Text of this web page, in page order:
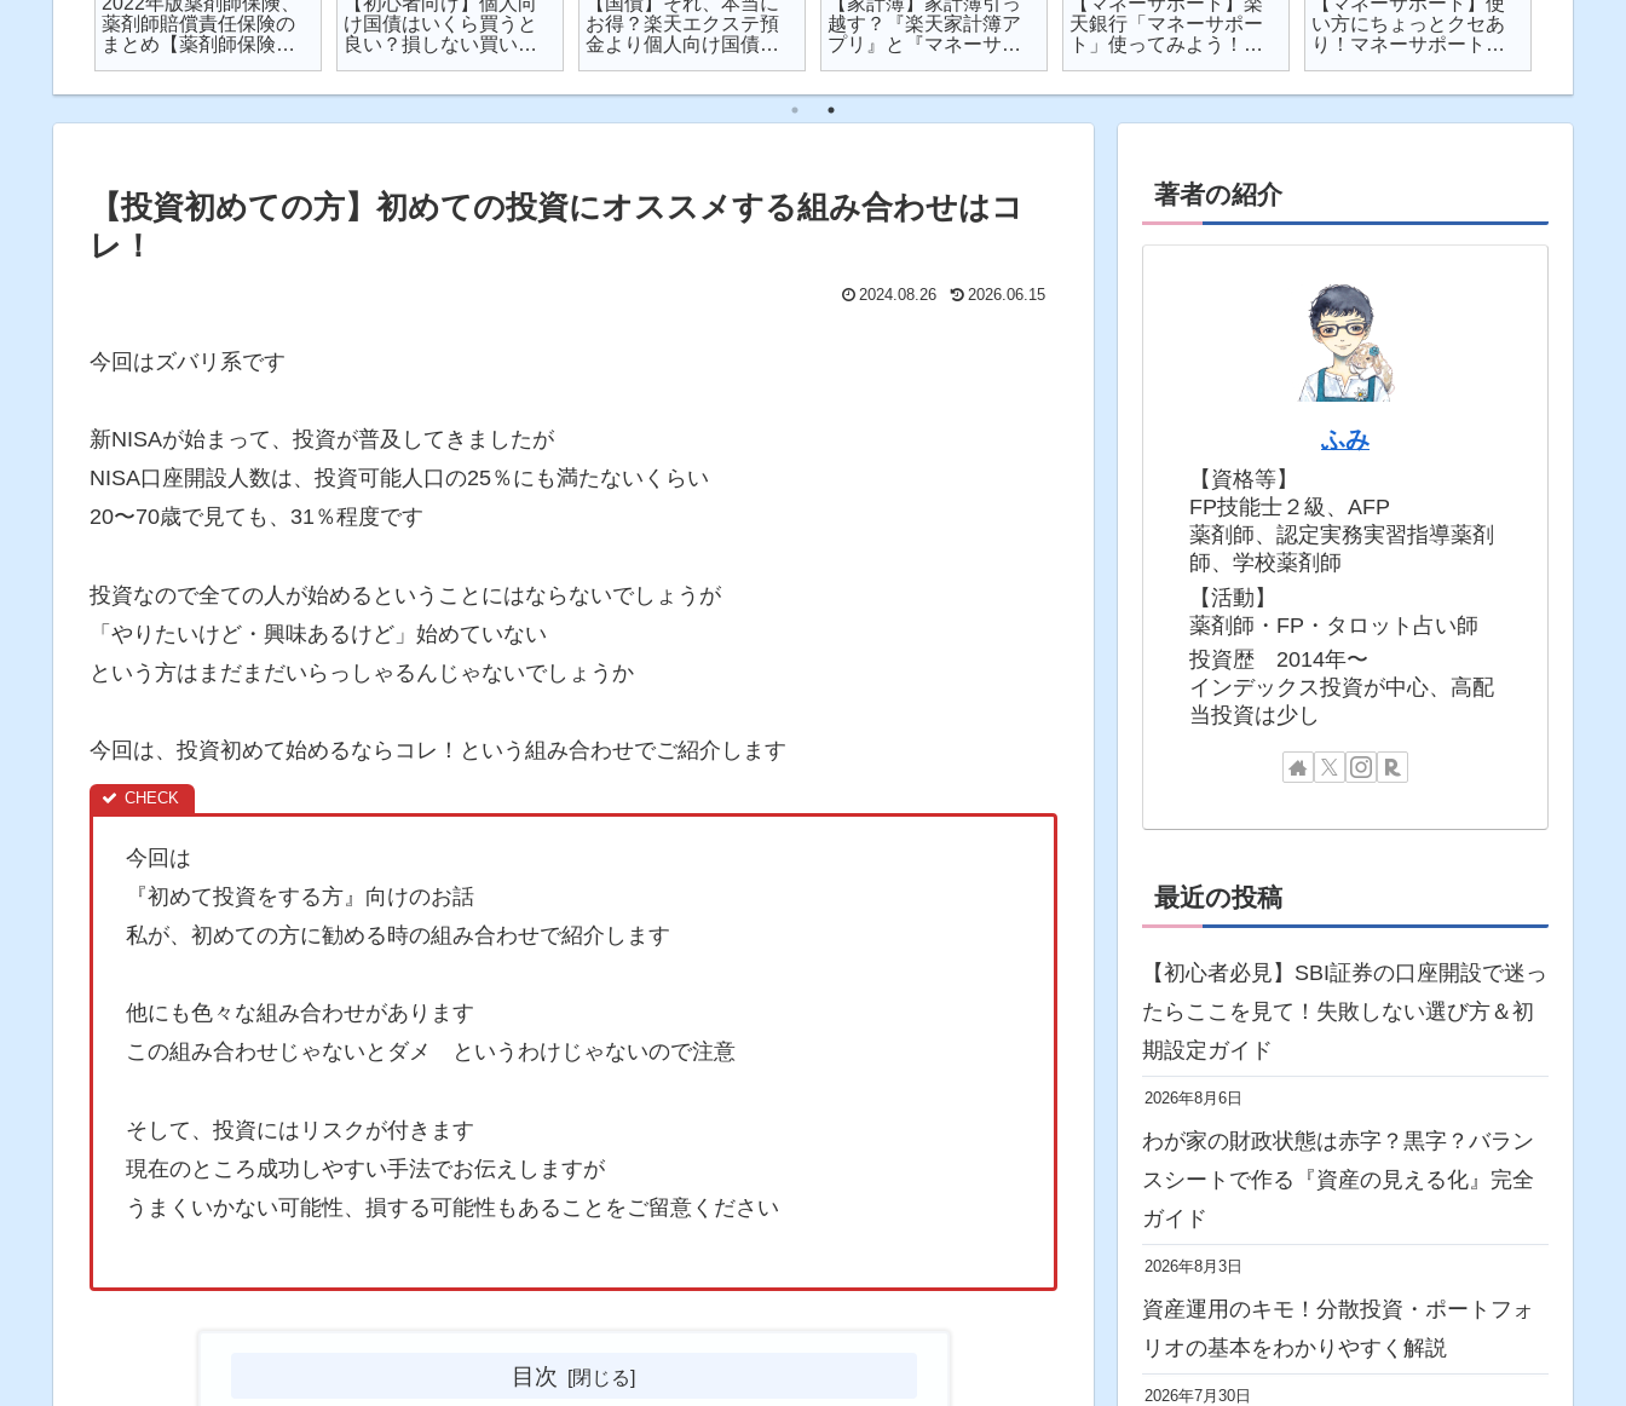
薬剤師賠償責任保険の
まとめ【薬剤師保険】
け国債はいくら買うと
良い？損しない買い方
お得？楽天エクステ預
金より個人向け国債を
越す？『楽天家計簿ア
プリ』と『マネーサポ
天銀行「マネーサポー
ト」使ってみよう！
い方にちょっとクセあ
り！マネーサポートの
【投資初めての方】初めての投資にオススメする組み合わせはコ
レ！
2024.08.26 2026.06.15
今回はズバリ系です
新NISAが始まって、投資が普及してきましたが
NISA口座開設人数は、投資可能人口の25％にも満たないくらい
20〜70歳で見ても、31％程度です
投資なので全ての人が始めるということにはならないでしょうが
「やりたいけど・興味あるけど」始めていない
という方はまだまだいらっしゃるんじゃないでしょうか
今回は、投資初めて始めるならコレ！という組み合わせでご紹介します
今回は
『初めて投資をする方』向けのお話
私が、初めての方に勧める時の組み合わせで紹介します
他にも色々な組み合わせがあります
この組み合わせじゃないとダメ というわけじゃないので注意
そして、投資にはリスクが付きます
現在のところ成功しやすい手法でお伝えしますが
うまくいかない可能性、損する可能性もあることをご留意ください
目次
著者の紹介
ふみ
【資格等】
FP技能士２級、AFP
薬剤師、認定実務実習指導薬剤
師、学校薬剤師
【活動】
薬剤師・FP・タロット占い師
投資歴 2014年〜
インデックス投資が中心、高配
当投資は少し
最近の投稿
【初心者必見】SBI証券の口座開設で迷っ
たらここを見て！失敗しない選び方＆初
期設定ガイド
2026年8月6日
わが家の財政状態は赤字？黒字？バラン
スシートで作る『資産の見える化』完全
ガイド
2026年8月3日
資産運用のキモ！分散投資・ポートフォ
リオの基本をわかりやすく解説
2026年7月30日